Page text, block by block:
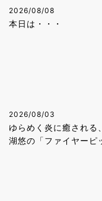
2026/08/08
本日は・・・
2026/08/03
ゆらめく炎に癒される
湖悠の「ファイヤーピ